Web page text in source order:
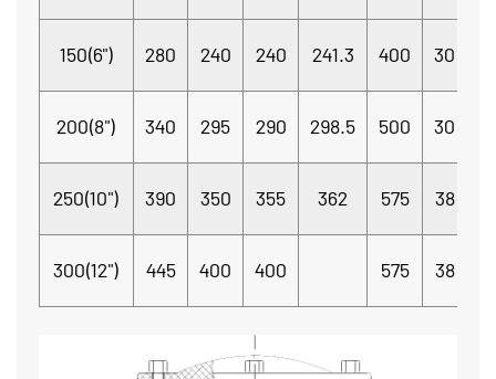
150(6") 280 240 240 241.3 400 30
200(8") 340 295 290 298.5 500 30
250(10") 390 350 355 362 575 38
300(12") 445 400 400 575 38